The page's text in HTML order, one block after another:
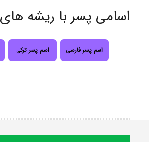
اسامی پسر با ریشه های
اسم پسر فارسی اسم پسر ترکی